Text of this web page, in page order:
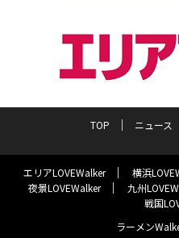
TOP ニュース
エリアLOVEWalker 横浜
夜景LOVEWalker
九州
戦国
ラーメン